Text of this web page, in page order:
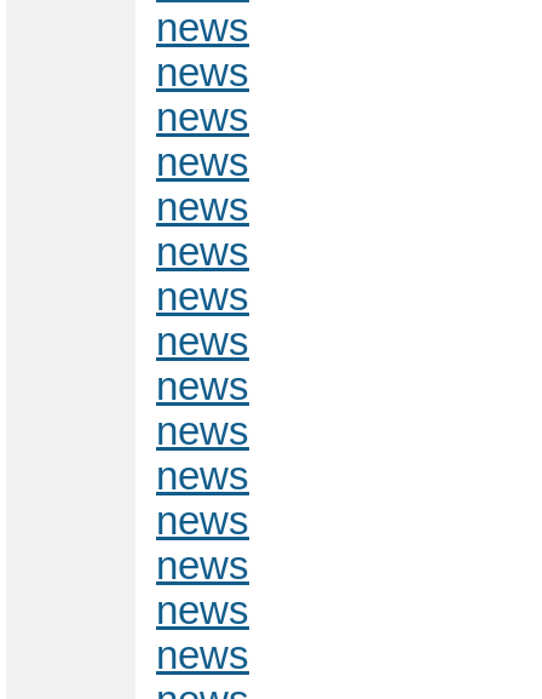
news
news
news
news
news
news
news
news
news
news
news
news
news
news
news